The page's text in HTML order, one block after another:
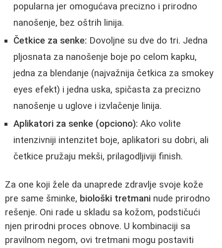
popularna jer omogućava precizno i prirodno
nanošenje, bez oštrih linija.
Četkice za senke: Dovoljne su dve do tri. Jedna
pljosnata za nanošenje boje po celom kapku,
jedna za blendanje (najvažnija četkica za smokey
eyes efekt) i jedna uska, spičasta za precizno
nanošenje u uglove i izvlačenje linija.
Aplikatori za senke (opciono): Ako volite
intenzivniji intenzitet boje, aplikatori su dobri, ali
četkice pružaju mekši, prilagodljiviji finish.
Za one koji žele da unaprede zdravlje svoje kože
pre same šminke, biološki tretmani nude prirodno
rešenje. Oni rade u skladu sa kožom, podstičući
njen prirodni proces obnove. U kombinaciji sa
pravilnom negom, ovi tretmani mogu postaviti